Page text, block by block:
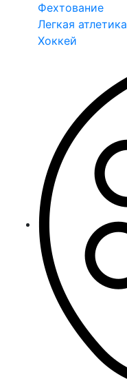
Фехтование
Легкая атлетика
Хоккей